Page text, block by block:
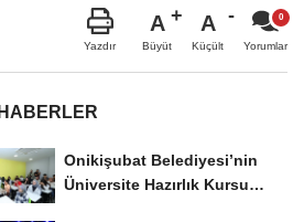
Yazdır
A
Büyüt
A
Küçült Yorumlar
Onikişubat Belediyesi’nin
Üniversite Hazırlık Kursu